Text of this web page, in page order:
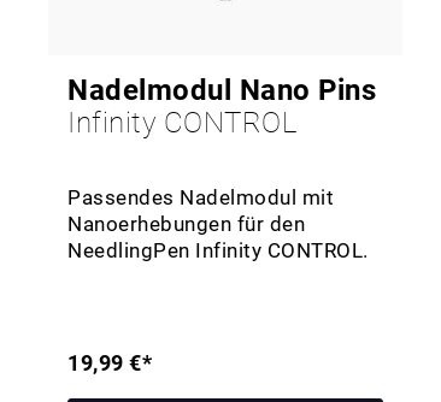
Nadelmodul Nano Pins
Infinity CONTROL
Passendes Nadelmodul mit
Nanoerhebungen für den
NeedlingPen Infinity CONTROL.
19,99 €*